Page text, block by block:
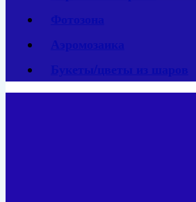
Фотозона
Аэромозаика
Букеты/цветы из шаров